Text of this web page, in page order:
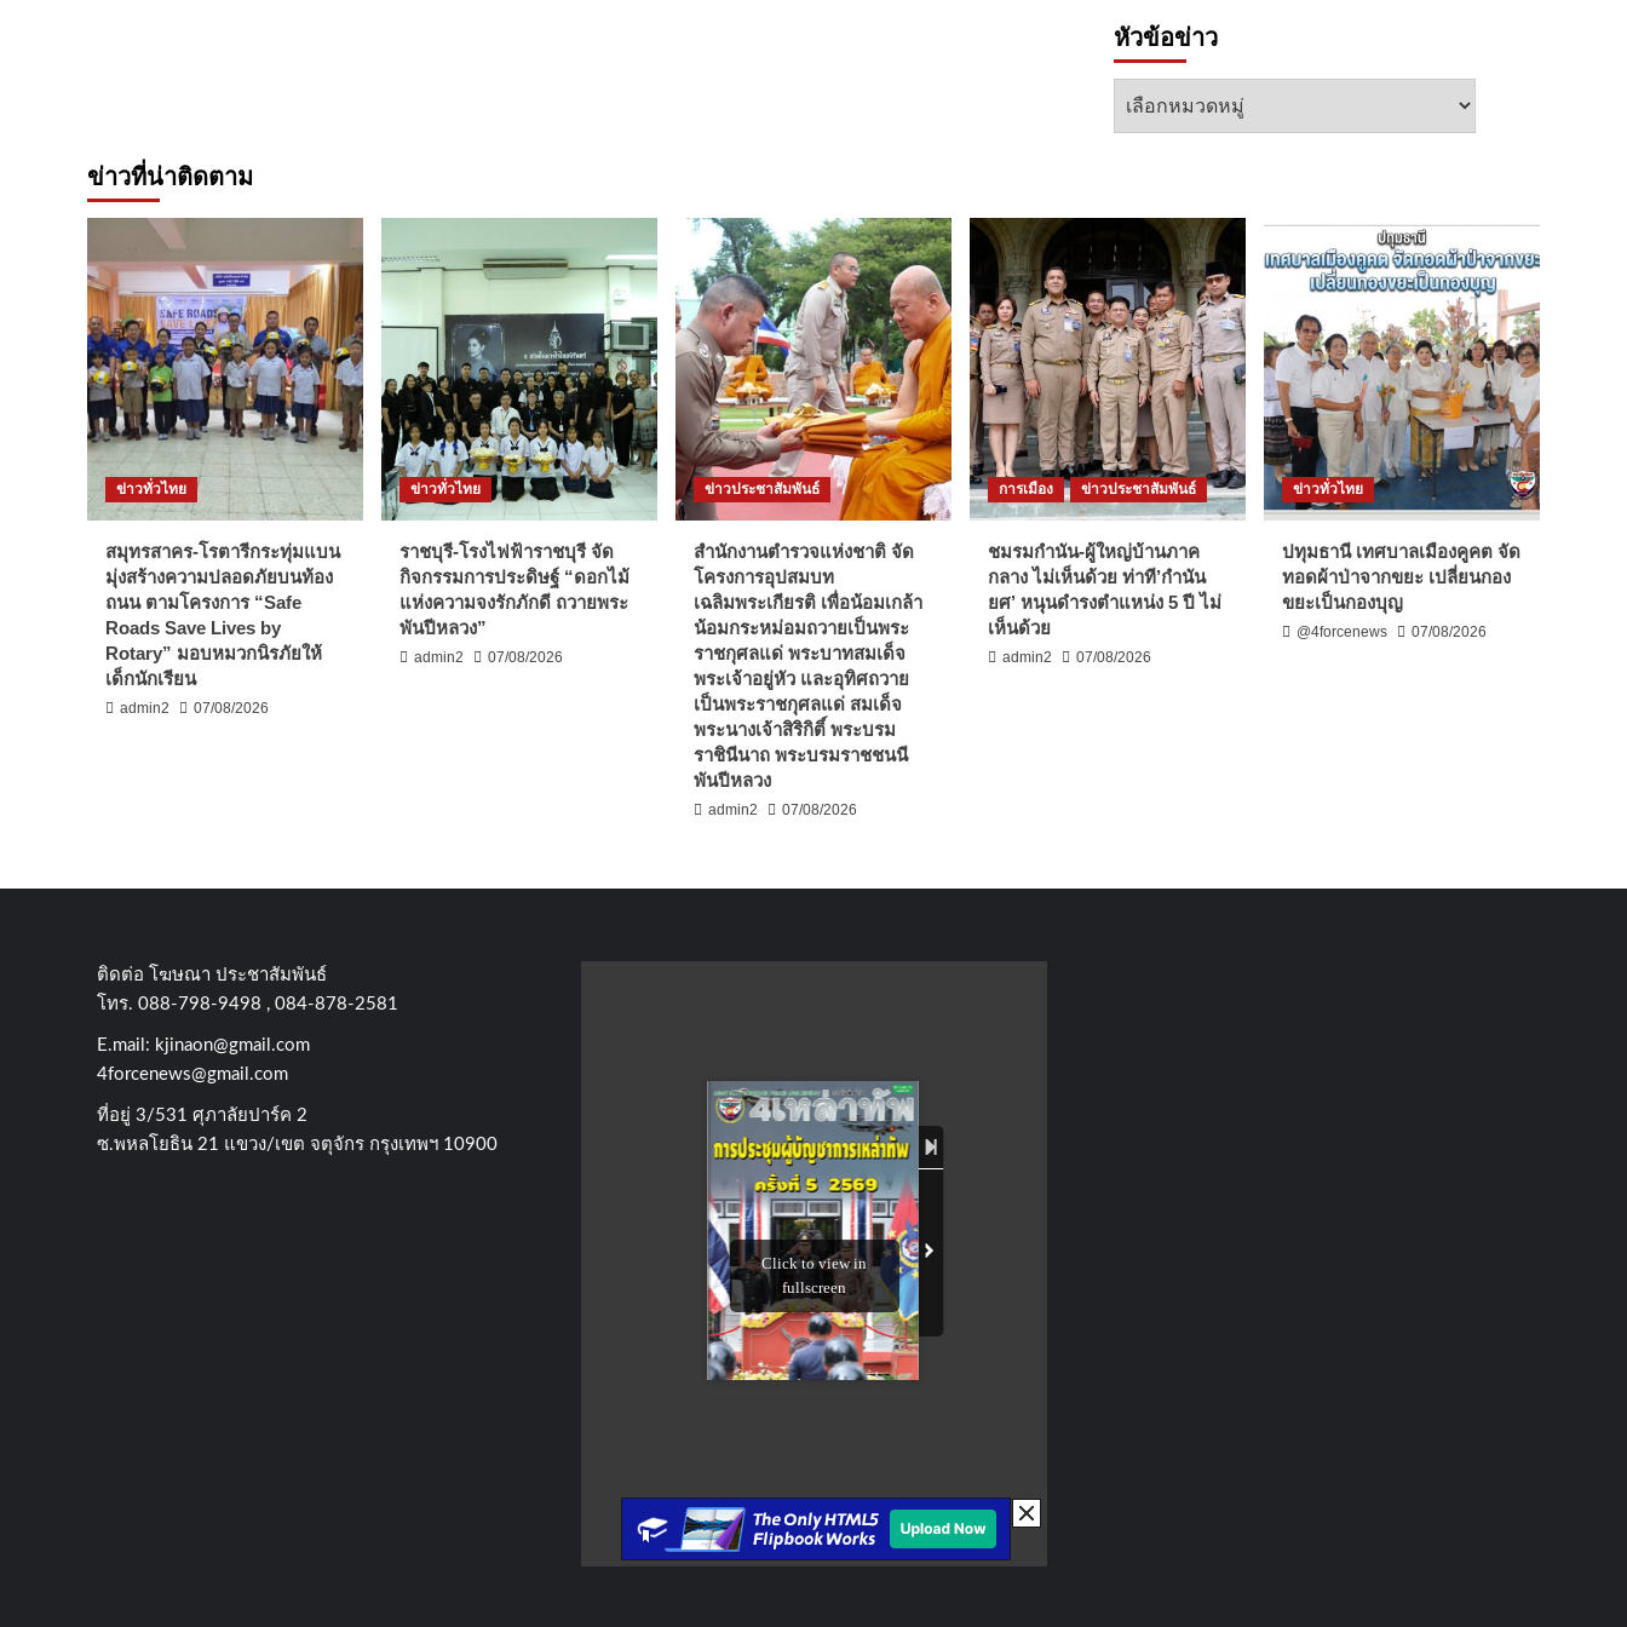
หัวข้อข่าว
หัวข้อ
ข่าวที่น่าติดตาม
ข่าวทั่วไทย
สมุทรสาคร-โรตารีกระทุ่มแบน
มุ่งสร้างความปลอดภัยบนท้อง
ถนน ตามโครงการ “Safe
Roads Save Lives by
Rotary” มอบหมวกนิรภัยให้
เด็กนักเรียน
admin2 07/08/2026
ข่าวทั่วไทย
ราชบุรี-โรงไฟฟ้าราชบุรี จัด
กิจกรรมการประดิษฐ์ “ดอกไม้
แห่งความจงรักภักดี ถวายพระ
พันปีหลวง”
admin2 07/08/2026
ข่าวประชาสัมพันธ์
สำนักงานตำรวจแห่งชาติ จัด
โครงการอุปสมบท
เฉลิมพระเกียรติ เพื่อน้อมเกล้า
น้อมกระหม่อมถวายเป็นพระ
ราชกุศลแด่ พระบาทสมเด็จ
พระเจ้าอยู่หัว และอุทิศถวาย
เป็นพระราชกุศลแด่ สมเด็จ
พระนางเจ้าสิริกิติ์ พระบรม
ราชินีนาถ พระบรมราชชนนี
พันปีหลวง
admin2 07/08/2026
การเมือง ข่าวประชาสัมพันธ์
ชมรมกำนัน-ผู้ใหญ่บ้านภาค
กลาง ไม่เห็นด้วย ท่าที’กำนัน
ยศ’ หนุนดำรงตำแหน่ง 5 ปี ไม่
เห็นด้วย
admin2 07/08/2026
ข่าวทั่วไทย
ปทุมธานี เทศบาลเมืองคูคต จัด
ทอดผ้าป่าจากขยะ เปลี่ยนกอง
ขยะเป็นกองบุญ
@4forcenews 07/08/2026
ติดต่อ​ โฆษณา​ ประชาสัมพันธ์
โทร​. 088-798-9498 , 084-878-2581
E.mail: kjinaon@gmail.com
4forcenews@gmail.com
ที่อยู่​ 3/531​ ศุภาลัยปาร์ค​ 2
ซ.พหลโยธิน​ 21​ แขวง/เขต​ จตุจักร​ กรุงเทพฯ 10900